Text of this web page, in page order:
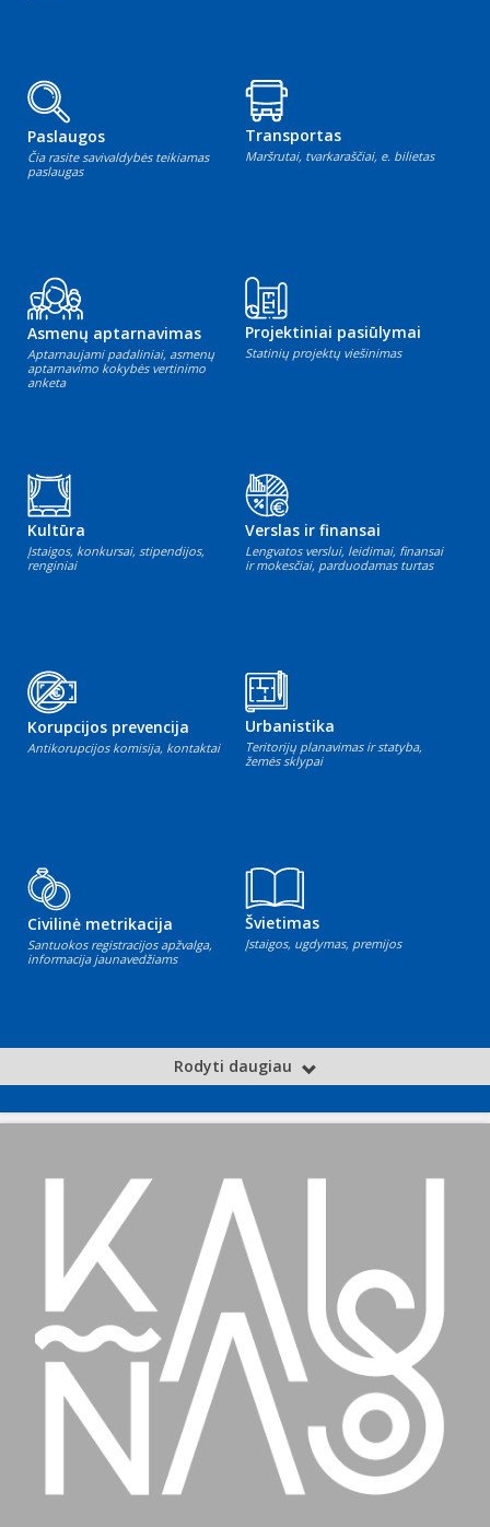
Paslaugos
Čia rasite savivaldybės teikiamas
paslaugas
Transportas
Maršrutai, tvarkaraščiai, e. bilietas
Asmenų aptarnavimas
Aptarnaujami padaliniai, asmenų
aptarnavimo kokybės vertinimo
anketa
Projektiniai pasiūlymai
Statinių projektų viešinimas
Kultūra
Įstaigos, konkursai, stipendijos,
renginiai
Verslas ir finansai
Lengvatos verslui, leidimai, finansai
ir mokesčiai, parduodamas turtas
Korupcijos prevencija
Antikorupcijos komisija, kontaktai
Urbanistika
Teritorijų planavimas ir statyba,
žemės sklypai
Civilinė metrikacija
Santuokos registracijos apžvalga,
informacija jaunavedžiams
Švietimas
Įstaigos, ugdymas, premijos
Rodyti daugiau